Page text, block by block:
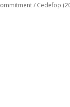
/ Cedefop